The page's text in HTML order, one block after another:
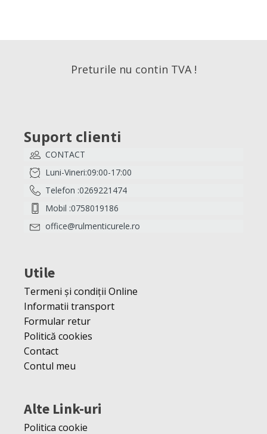
Preturile nu contin TVA !
Suport clienti
CONTACT
Luni-Vineri:09:00-17:00
Telefon :0269221474
Mobil :0758019186
office@rulmenticurele.ro
Utile
Termeni și condiții Online
Informatii transport
Formular retur
Politică cookies
Contact
Contul meu
Alte Link-uri
Politica cookie